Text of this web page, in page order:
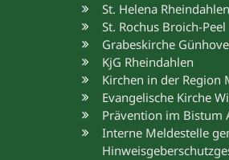
St. Helena Rheindahlen
St. Rochus Broich-Peel
Grabeskirche
KjG Rheindahlen
Kirchen in der Region
Evangelische Kirche
Prävention im Bistum
Interne Meldestelle